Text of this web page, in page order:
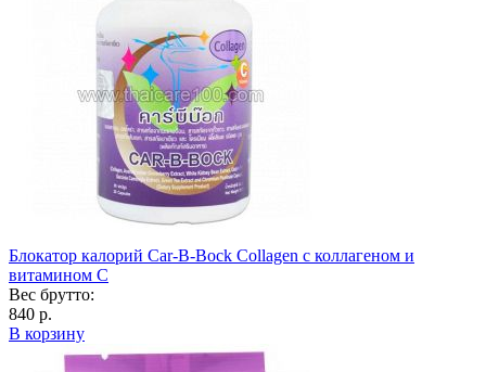
Блокатор калорий Car-B-Bock Collagen с коллагеном и
витамином C
Вес брутто:
840 р.
В корзину